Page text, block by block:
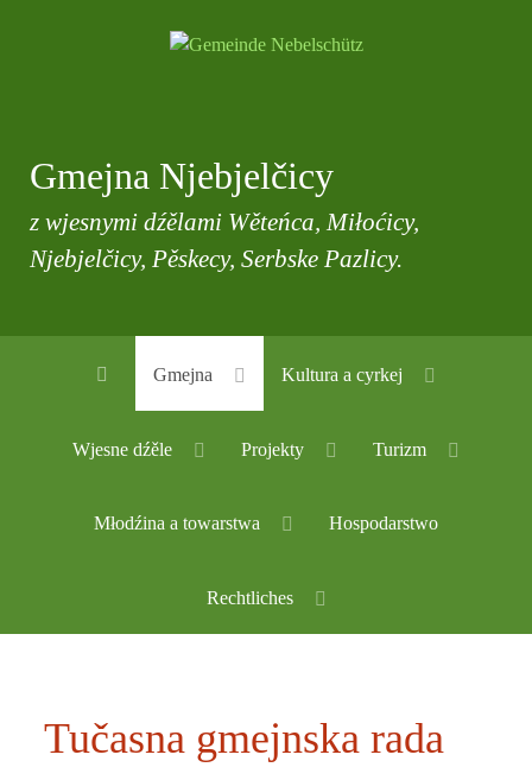
Gmejna Njebjelčicy
z wjesnymi dźělami Wěteńca, Miłoćicy,
Njebjelčicy, Pěskecy, Serbske Pazlicy.
Gmejna Kultura a cyrkej
Wjesne dźěle Projekty Turizm
Młodźina a towarstwa Hospodarstwo
Rechtliches
Tučasna gmejnska rada